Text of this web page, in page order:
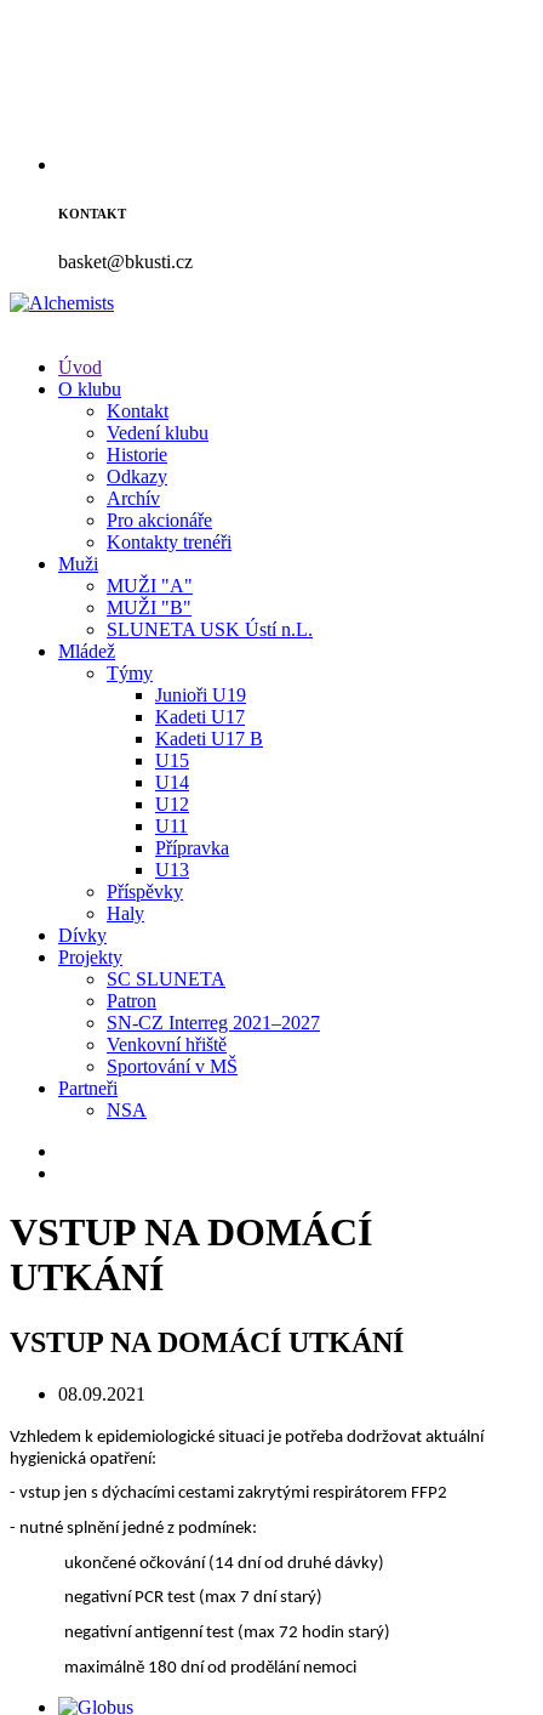
KONTAKT
basket@bkusti.cz
Úvod
O klubu
Kontakt
Vedení klubu
Historie
Odkazy
Archív
Pro akcionáře
Kontakty trenéři
Muži
MUŽI "A"
MUŽI "B"
SLUNETA USK Ústí n.L.
Mládež
Týmy
Junioři U19
Kadeti U17
Kadeti U17 B
U15
U14
U12
U11
Přípravka
U13
Příspěvky
Haly
Dívky
Projekty
SC SLUNETA
Patron
SN-CZ Interreg 2021–2027
Venkovní hřiště
Sportování v MŠ
Partneři
NSA
VSTUP NA DOMÁCÍ
UTKÁNÍ
VSTUP NA DOMÁCÍ UTKÁNÍ
08.09.2021
Vzhledem k epidemiologické situaci je potřeba dodržovat aktuální
hygienická opatření:
- vstup jen s dýchacími cestami zakrytými respirátorem FFP2
- nutné splnění jedné z podmínek:
ukončené očkování (14 dní od druhé dávky)
negativní PCR test (max 7 dní starý)
negativní antigenní test (max 72 hodin starý)
maximálně 180 dní od prodělání nemoci